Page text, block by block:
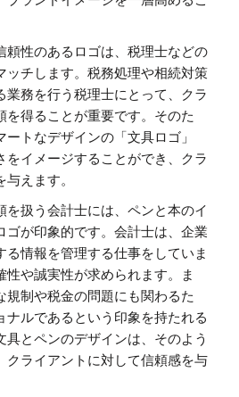
頼性のあるロゴは、税理士などの
ッチします。税務処理や相続対策
業務を行う税理士にとって、クラ
を得ることが重要です。そのた
トなデザインの「文具ロゴ」
をイメージすることができ、クラ
えます。
を扱う会計士には、ペンと本のイ
ゴが印象的です。会計士は、企業
る情報を管理する仕事をしていま
性や誠実性が求められます。ま
規制や税金の問題にも関わるた
ナルであるという印象を持たれる
具とペンのデザインは、そのよう
クライアントに対して信頼感を与